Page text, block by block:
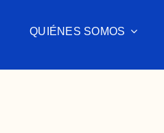
QUIÉNES SOMOS